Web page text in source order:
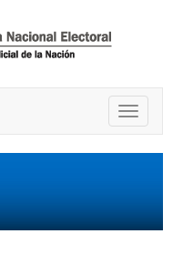
Toggle